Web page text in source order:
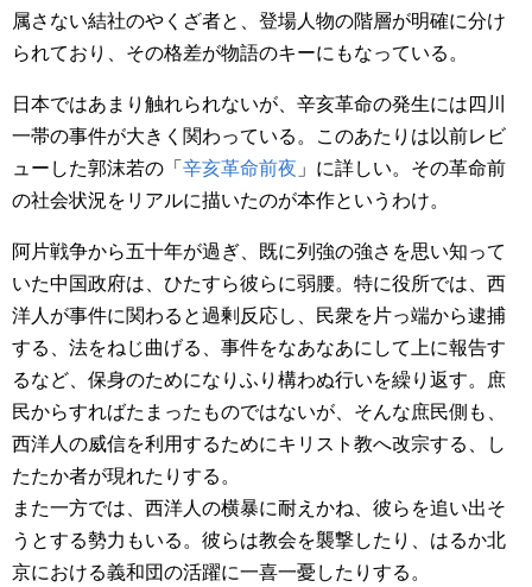
属さない結社のやくざ者と、登場人物の階層が明確に分け
られており、その格差が物語のキーにもなっている。
日本ではあまり触れられないが、辛亥革命の発生には四川
一帯の事件が大きく関わっている。このあたりは以前レビ
ューした郭沫若の「 辛亥革命前夜 」に詳しい。その革命前
の社会状況をリアルに描いたのが本作というわけ。
阿片戦争から五十年が過ぎ、既に列強の強さを思い知って
いた中国政府は、ひたすら彼らに弱腰。特に役所では、西
洋人が事件に関わると過剰反応し、民衆を片っ端から逮捕
する、法をねじ曲げる、事件をなあなあにして上に報告す
るなど、保身のためになりふり構わぬ行いを繰り返す。庶
民からすればたまったものではないが、そんな庶民側も、
西洋人の威信を利用するためにキリスト教へ改宗する、し
たたか者が現れたりする。
また一方では、西洋人の横暴に耐えかね、彼らを追い出そ
うとする勢力もいる。彼らは教会を襲撃したり、はるか北
京における義和団の活躍に一喜一憂したりする。